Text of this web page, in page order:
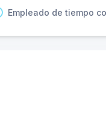
Empleado de tiempo